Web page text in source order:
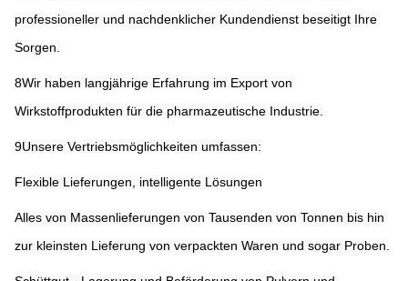
professioneller und nachdenklicher Kundendienst beseitigt Ihre
Sorgen.
8Wir haben langjährige Erfahrung im Export von
Wirkstoffprodukten für die pharmazeutische Industrie.
9Unsere Vertriebsmöglichkeiten umfassen:
Flexible Lieferungen, intelligente Lösungen
Alles von Massenlieferungen von Tausenden von Tonnen bis hin
zur kleinsten Lieferung von verpackten Waren und sogar Proben.